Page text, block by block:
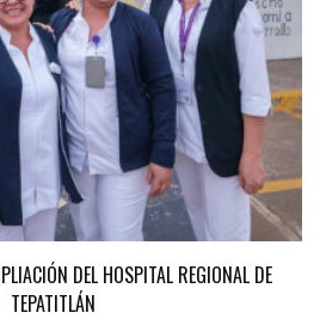
DEL HOSPITAL REGIONAL DE
TEPATITLÁN